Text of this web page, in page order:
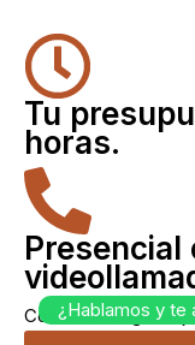
Tu
horas.
Presencial
Como te venga
¿Hablamos y te